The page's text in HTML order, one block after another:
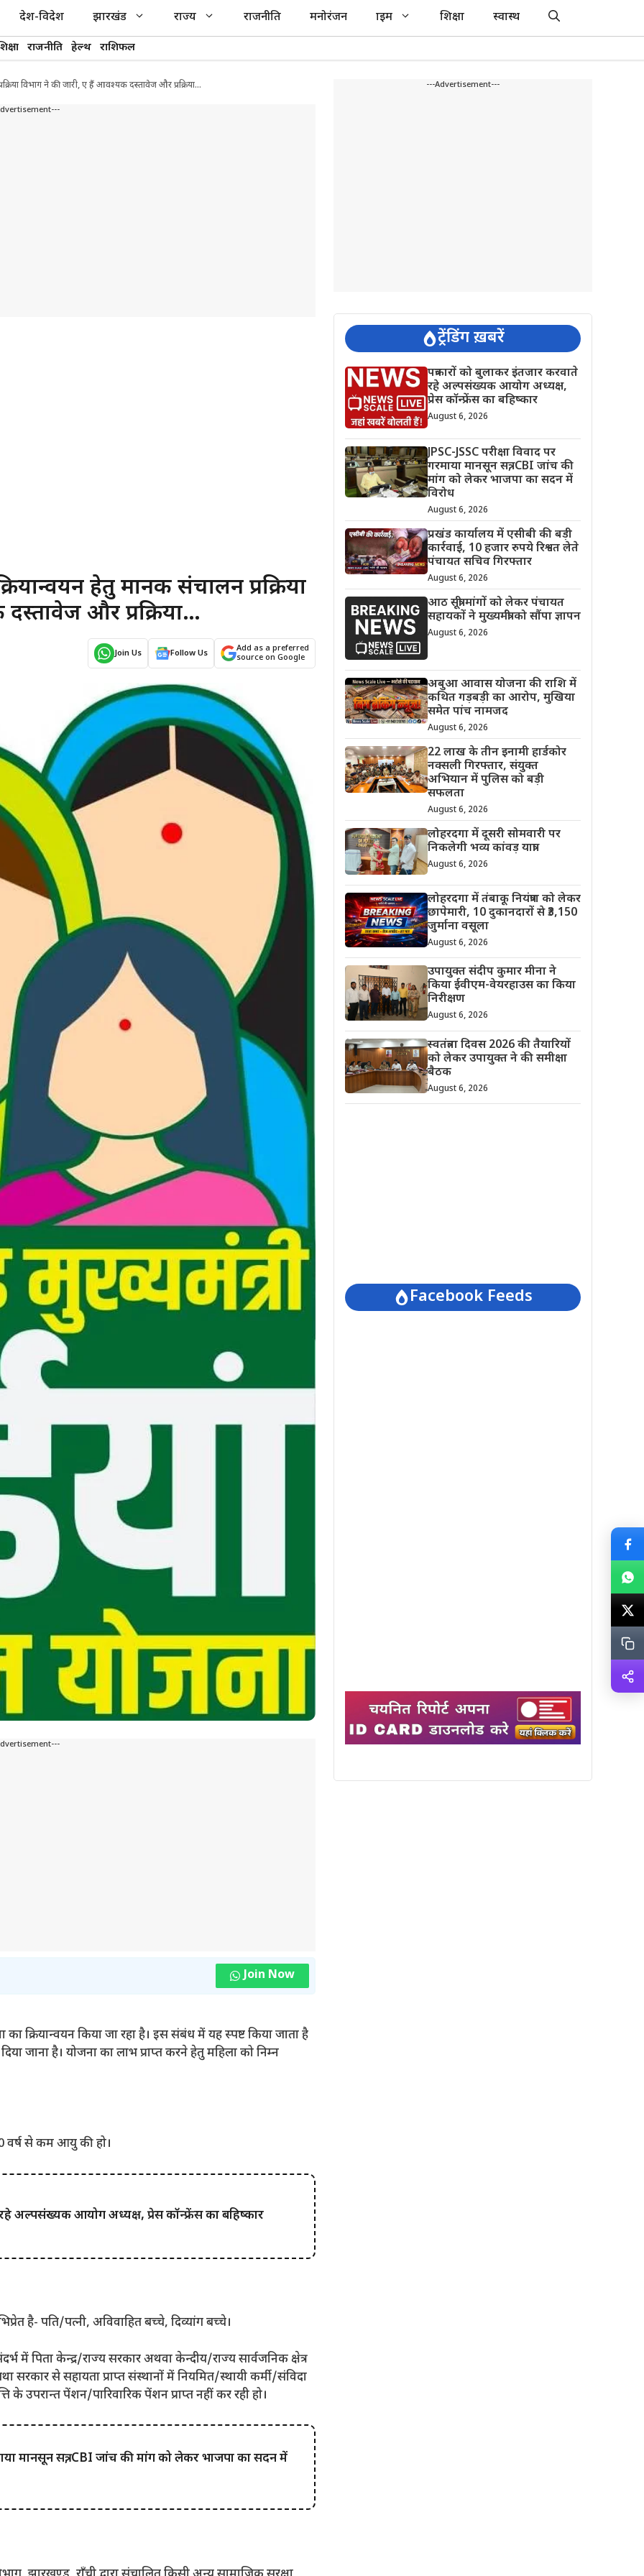
देश-विदेश झारखंड राज्य राजनीति मनोरंजन क्राइम शिक्षा स्वास्थ
राजनीति हेल्थ राशिफल
विभाग ने की जारी, ए हैं आवश्यक दस्तावेज और प्रक्रिया…
हेतु मानक संचालन प्रक्रिया
और प्रक्रिया…
Join Us Follow Us
Add as a preferred
source on Google
Join Now
क्रियान्वयन किया जा रहा है। इस संबंध में यह स्पष्ट किया जाता है
जाना है। योजना का लाभ प्राप्त करने हेतु महिला को निम्न
वर्ष से कम आयु की हो।
रहे अल्पसंख्यक आयोग अध्यक्ष, प्रेस कॉन्फ्रेंस का बहिष्कार
है- पति/पत्नी, अविवाहित बच्चे, दिव्यांग बच्चे।
पिता केन्द्र/राज्य सरकार अथवा केन्दीय/राज्य सार्वजनिक क्षेत्र
सरकार से सहायता प्राप्त संस्थानों में नियमित/स्थायी कर्मी/संविदा
उपरान्त पेंशन/पारिवारिक पेंशन प्राप्त नहीं कर रही हो।
मानसून सत्र, CBI जांच की मांग को लेकर भाजपा का सदन में
---Advertisement---
ट्रेंडिंग ख़बरें
पत्रकारों को बुलाकर इंतजार करवाते
रहे अल्पसंख्यक आयोग अध्यक्ष,
प्रेस कॉन्फ्रेंस का बहिष्कार
August 6, 2026
JPSC-JSSC परीक्षा विवाद पर
गरमाया मानसून सत्र, CBI जांच की
मांग को लेकर भाजपा का सदन में
विरोध
August 6, 2026
प्रखंड कार्यालय में एसीबी की बड़ी
कार्रवाई, 10 हजार रुपये रिश्वत लेते
पंचायत सचिव गिरफ्तार
August 6, 2026
आठ सूत्री मांगों को लेकर पंचायत
सहायकों ने मुख्यमंत्री को सौंपा ज्ञापन
August 6, 2026
अबुआ आवास योजना की राशि में
कथित गड़बड़ी का आरोप, मुखिया
समेत पांच नामजद
August 6, 2026
22 लाख के तीन इनामी हार्डकोर
नक्सली गिरफ्तार, संयुक्त
अभियान में पुलिस को बड़ी
सफलता
August 6, 2026
लोहरदगा में दूसरी सोमवारी पर
निकलेगी भव्य कांवड़ यात्रा
August 6, 2026
लोहरदगा में तंबाकू नियंत्रण को लेकर
छापेमारी, 10 दुकानदारों से ₹3,150
जुर्माना वसूला
August 6, 2026
उपायुक्त संदीप कुमार मीना ने
किया ईवीएम-वेयरहाउस का किया
निरीक्षण
August 6, 2026
स्वतंत्रता दिवस 2026 की तैयारियों
को लेकर उपायुक्त ने की समीक्षा
बैठक
August 6, 2026
Facebook Feeds